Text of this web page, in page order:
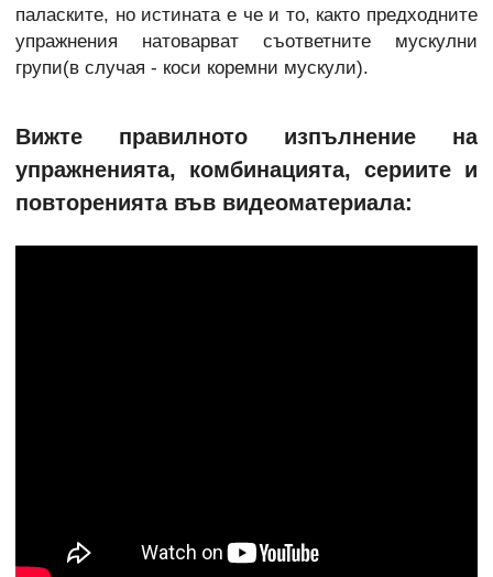
паласките, но истината е че и то, както предходните
упражнения натоварват съответните мускулни
групи(в случая - коси коремни мускули).
Вижте правилното изпълнение на
упражненията, комбинацията, сериите и
повторенията във видеоматериала: